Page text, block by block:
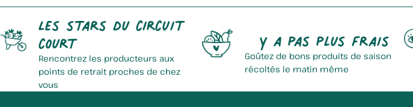
Les stars du circuit
court
Rencontrez les producteurs aux
points de retrait proches de chez
vous
Y a pas plus frais
Goûtez de bons produits de saison
récoltés le matin même